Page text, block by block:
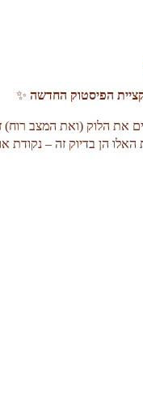
הפיסטוק החדשה✨
את הלוק (ואת המצב רוח)
הן בדיוק זה – נקודת